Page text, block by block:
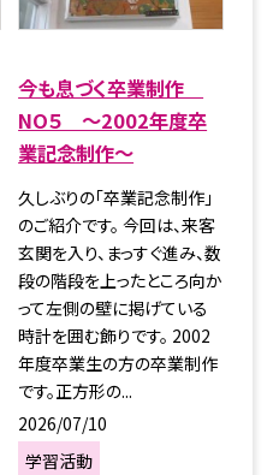
今も息づく卒業制作
NO５ ～2002年度卒
業記念制作～
久しぶりの「卒業記念制作」
のご紹介です。 今回は、来客
玄関を入り、まっすぐ進み、数
段の階段を上ったところ向か
って左側の壁に掲げている
時計を囲む飾りです。 2002
年度卒業生の方の卒業制作
です。正方形の...
2026/07/10
学習活動